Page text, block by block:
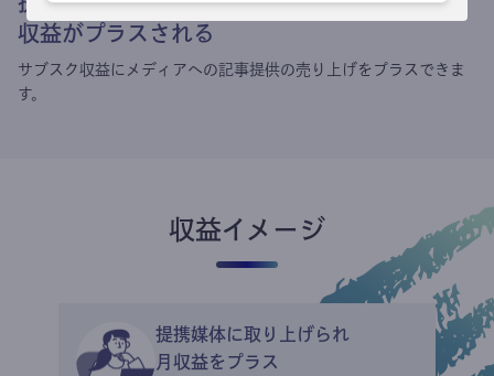
収益がプラスされる
サブスク収益にメディアへの記事提供の売り上げをプラスできま
す。
収益イメージ
提携媒体に取り上げられ
月収益をプラス